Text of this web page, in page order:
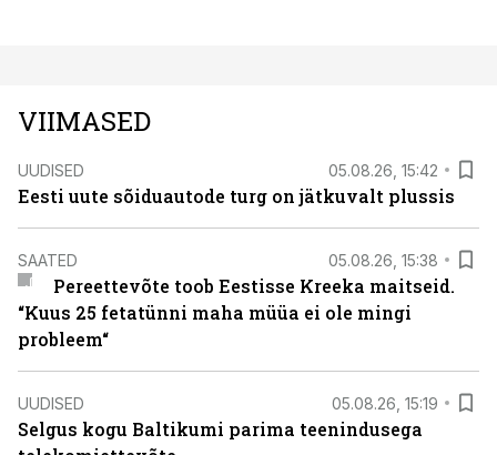
VIIMASED
UUDISED 05.08.26, 15:42
Eesti uute sõiduautode turg on jätkuvalt plussis
SAATED 05.08.26, 15:38
Pereettevõte toob Eestisse Kreeka maitseid.
“Kuus 25 fetatünni maha müüa ei ole mingi
probleem“
UUDISED 05.08.26, 15:19
Selgus kogu Baltikumi parima teenindusega